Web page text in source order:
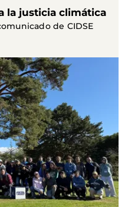
la justicia climática
de CIDSE